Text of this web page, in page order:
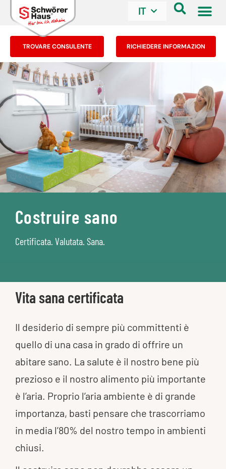
IT
TROVARE CONSULENTE RICHIEDERE INFORMAZION
Costruire sano
Certificata. Valutata. Sana.
Vita sana certificata
Il desiderio di sempre più committenti è
quello di una casa in grado di offrire un
abitare sano. La salute è il nostro bene più
prezioso e il nostro alimento più importante
è l’aria. Proprio l’aria ambiente è di grande
importanza, basti pensare che trascorriamo
in media l’80% del nostro tempo in ambienti
chiusi.